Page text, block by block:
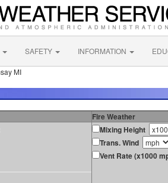
SAFETY INFORMATION
MI
Fire Weather
Mixing Height
Trans. Wind
Vent Rate (x1000